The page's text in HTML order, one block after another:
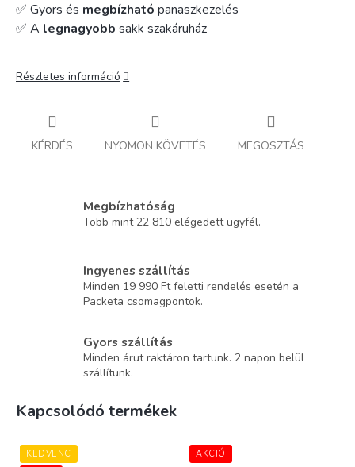
✅ Gyors és megbízható panaszkezelés
✅ A legnagyobb sakk szakáruház
Részletes információ
KÉRDÉS NYOMON KÖVETÉS MEGOSZTÁS
Megbízhatóság
Több mint 22 810 elégedett ügyfél.
Ingyenes szállítás
Minden 19 990 Ft feletti rendelés esetén a
Packeta csomagpontok.
Gyors szállítás
Minden árut raktáron tartunk. 2 napon belül
szállítunk.
Kapcsolódó termékek
KEDVENC
AKCIÓ